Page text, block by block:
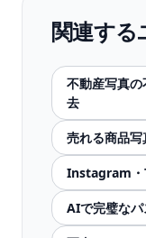
関連する
不動産写真
去
売れる商品
Instagram・
AIで完璧な